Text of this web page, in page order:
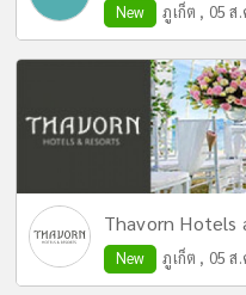
New ภูเก็ต , 05 ส
Thavorn Hotels
New ภูเก็ต , 05 ส